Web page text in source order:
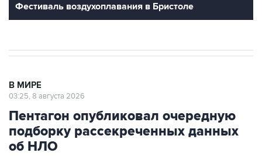
Фестиваль воздухоплавания в Бристоле
В МИРЕ
03:25, 8 августа 2026
Пентагон опубликовал очередную
подборку рассекреченных данных
об НЛО